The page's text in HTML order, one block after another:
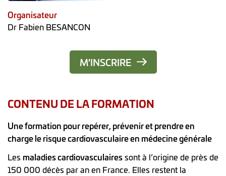
Organisateur
Dr Fabien BESANCON
M'INSCRIRE
CONTENU DE LA FORMATION
Une formation pour repérer, prévenir et prendre en
charge le risque cardiovasculaire en médecine générale
Les maladies cardiovasculairessont à l’origine de près de
150 000 décès par an en France. Elles restent la